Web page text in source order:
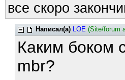
все скоро
Написал(а) LOE (Site/forum
Каким боком
mbr?